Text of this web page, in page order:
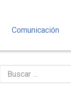
Comunicación
Buscar: